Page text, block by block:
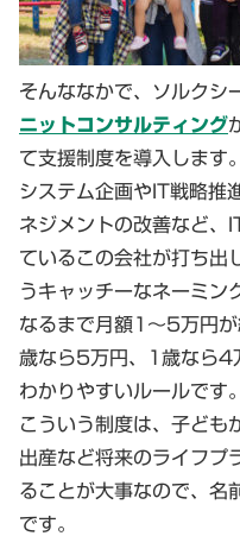
そんななかで、ソルクシ
ニットコンサルティング
て支援制度を導入します。
システム企画やIT戦略推
ネジメントの改善など、
ているこの会社が打ち出
うキャッチーなネーミン
なるまで月額1～5万円
歳なら5万円、1歳なら
わかりやすいルールです。
こういう制度は、子ども
出産など将来のライフプ
ることが大事なので、名
です。